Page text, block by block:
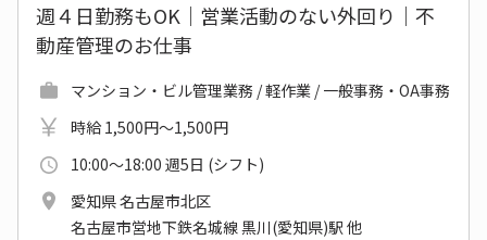
週４日勤務もOK｜営業活動のない外回り｜不
動産管理のお仕事
マンション・ビル管理業務 / 軽作業 / 一般事務・OA事務
時給 1,500円～1,500円
10:00～18:00 週5日 (シフト)
愛知県 名古屋市北区
名古屋市営地下鉄名城線 黒川(愛知県)駅 他